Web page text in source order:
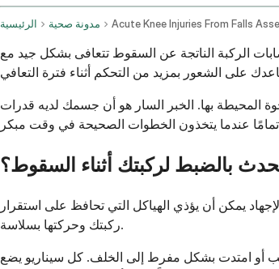
الرئيسية مدونة صحية
الركبة الناتجة عن السقوط تتعافى بشكل جيد مع
المحيطة بها. الخبر السار هو أن جسمك لديه قدرات
بالضبط لركبتك أثناء السقوط؟
يمكن أن يؤذي الهياكل التي تحافظ على استقرار
ركبتك وحركتها بسلاسة.
أو امتدت بشكل مفرط إلى الخلف. كل سيناريو يضع